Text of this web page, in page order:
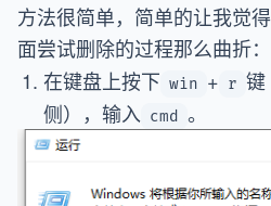
方法很简单，简单的让我觉
面尝试删除的过程那么曲折：
在键盘上按下 win + r 键
侧），输入 cmd 。